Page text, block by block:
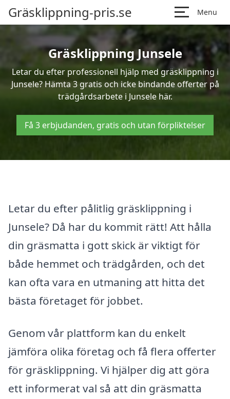
Gräsklippning-pris.se Menu
Gräsklippning Junsele
Letar du efter professionell hjälp med gräsklippning i
Junsele? Hämta 3 gratis och icke bindande offerter på
trädgårdsarbete i Junsele här.
Få 3 erbjudanden, gratis och utan förpliktelser
Letar du efter pålitlig gräsklippning i
Junsele? Då har du kommit rätt! Att hålla
din gräsmatta i gott skick är viktigt för
både hemmet och trädgården, och det
kan ofta vara en utmaning att hitta det
bästa företaget för jobbet.
Genom vår plattform kan du enkelt
jämföra olika företag och få flera offerter
för gräsklippning. Vi hjälper dig att göra
ett informerat val så att din gräsmatta